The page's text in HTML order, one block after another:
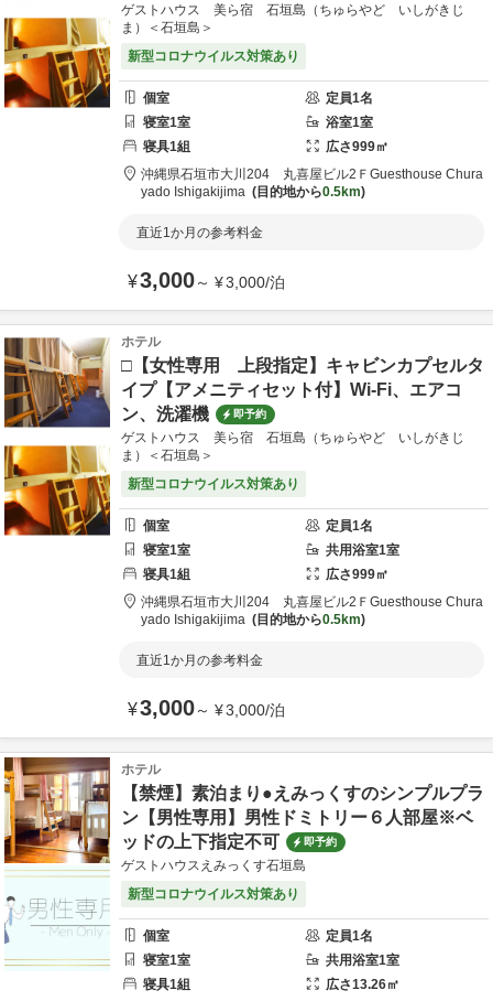
ゲストハウス 美ら宿 石垣島（ちゅらやど いしがきじ
ま）＜石垣島＞
新型コロナウイルス対策あり
個室 定員1名
寝室1室 浴室1室
寝具1組 広さ999㎡
沖縄県石垣市大川204 丸喜屋ビル2Ｆ Guesthouse Chura
yado Ishigakijima
目的地から0.5km
直近1か月の参考料金
¥3,000～ ¥3,000/泊
ホテル
□【女性専用 上段指定】キャビンカプセルタ
イプ【アメニティセット付】Wi-Fi、エアコ
ン、洗濯機
即予約
ゲストハウス 美ら宿 石垣島（ちゅらやど いしがきじ
ま）＜石垣島＞
新型コロナウイルス対策あり
個室 定員1名
寝室1室 共用浴室1室
寝具1組 広さ999㎡
沖縄県石垣市大川204 丸喜屋ビル2Ｆ Guesthouse Chura
yado Ishigakijima
目的地から0.5km
直近1か月の参考料金
¥3,000～ ¥3,000/泊
ホテル
【禁煙】素泊まり●えみっくすのシンプルプラ
ン【男性専用】男性ドミトリー６人部屋※ベ
ッドの上下指定不可
即予約
ゲストハウスえみっくす石垣島
新型コロナウイルス対策あり
個室 定員1名
寝室1室 共用浴室1室
寝具1組 広さ13.26㎡